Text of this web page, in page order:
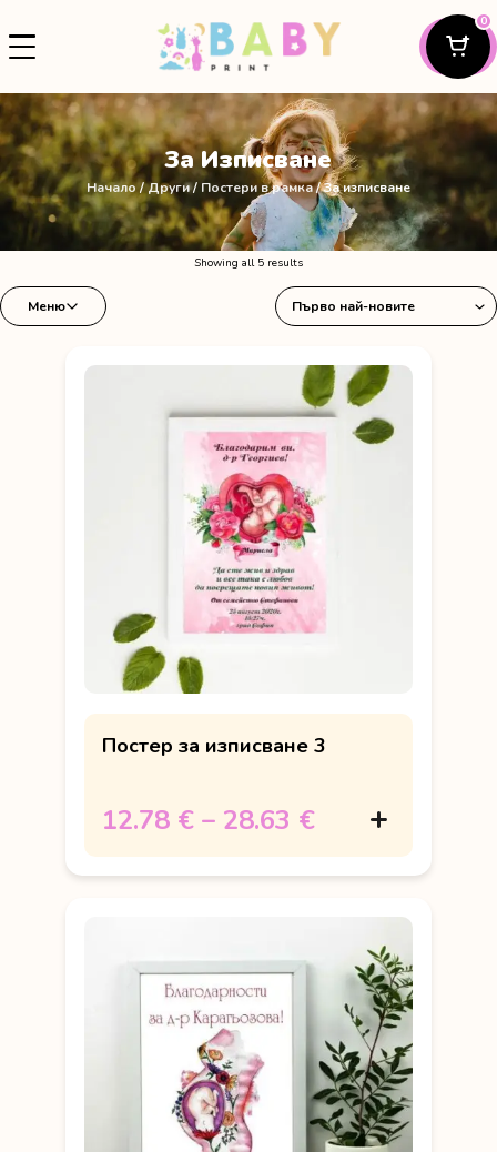
0
За Изписване
Начало/Други/ Постери в рамка/ За изписване
Showing all 5 resultsSorted
by
latest
Меню
Постер за изписване 3
12.78 € – 28.63 €